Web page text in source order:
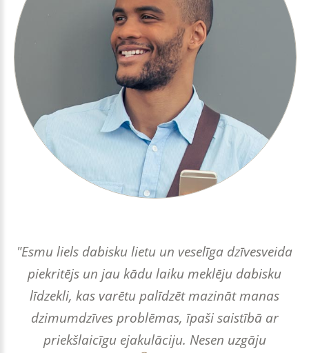
"Esmu liels dabisku lietu un veselīga dzīvesveida
piekritējs un jau kādu laiku meklēju dabisku
līdzekli, kas varētu palīdzēt mazināt manas
dzimumdzīves problēmas, īpaši saistībā ar
priekšlaicīgu ejakulāciju. Nesen uzgāju